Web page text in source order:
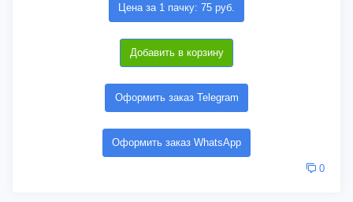
Цена за 1 пачку: 75 руб.
Добавить в корзину
Оформить заказ Telegram
Оформить заказ WhatsApp
0